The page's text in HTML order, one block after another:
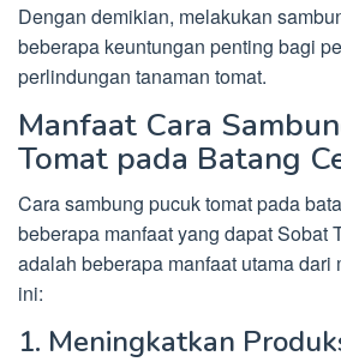
Dengan demikian, melakukan
beberapa keuntungan penting bagi
perlindungan tanaman tomat.
Manfaat Cara
Tomat pada Batang
Cara sambung pucuk tomat pada
beberapa manfaat yang dapat Sobat
adalah beberapa manfaat utama dari
ini:
1. Meningkatkan